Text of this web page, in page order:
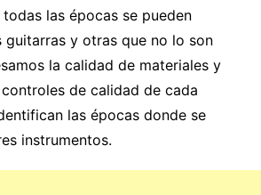
las épocas se pueden
guitarras y otras que no lo son
la calidad de materiales y
de calidad de cada
las épocas donde se
instrumentos.